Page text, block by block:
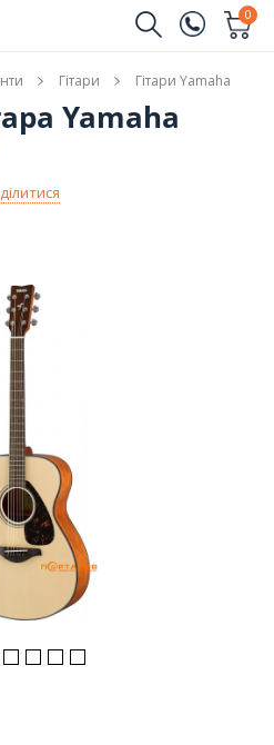
(096)
0
Гітари Гітари Yamaha
Yamaha
Купити